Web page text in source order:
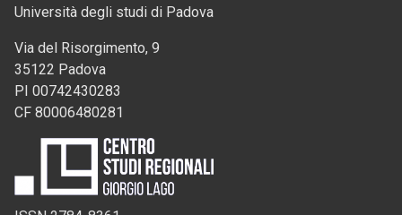
Università degli studi di Padova
Via del Risorgimento, 9
35122 Padova
PI 00742430283
CF 80006480281